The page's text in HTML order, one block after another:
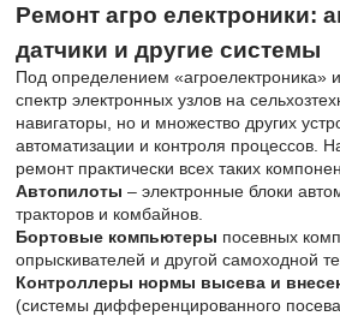
Ремонт агро електроники:
датчики и другие системы
Под определением «агроелектроника»
спектр электронных узлов на
навигаторы, но и множество других
автоматизации и контроля процессов.
ремонт практически всех таких
Автопилоты – электронные блоки
тракторов и комбайнов.
Бортовые компьютеры посевных
опрыскивателей и другой самоходной
Контроллеры нормы высева и
(системы дифференцированного